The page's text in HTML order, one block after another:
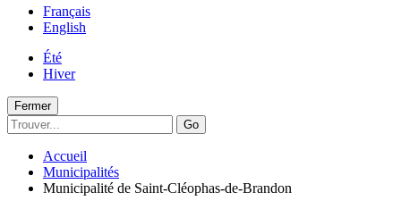
Français
English
Été
Hiver
Fermer
Go
Accueil
Municipalités
Municipalité de Saint-Cléophas-de-Brandon